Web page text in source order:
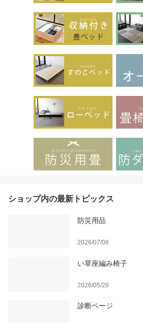
ショップ内の最新トピックス
防災用品
2026/07/08
い草座編み椅子
2026/05/26
診断ページ